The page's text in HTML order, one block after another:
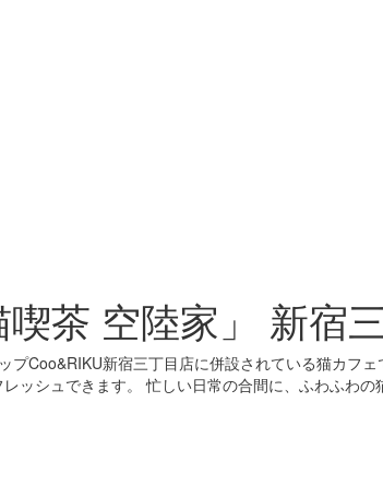
茶 空陸家」 新宿
Coo&RIKU新宿三丁目店に併設されている猫カフェ
ッシュできます。 忙しい日常の合間に、ふわふわの